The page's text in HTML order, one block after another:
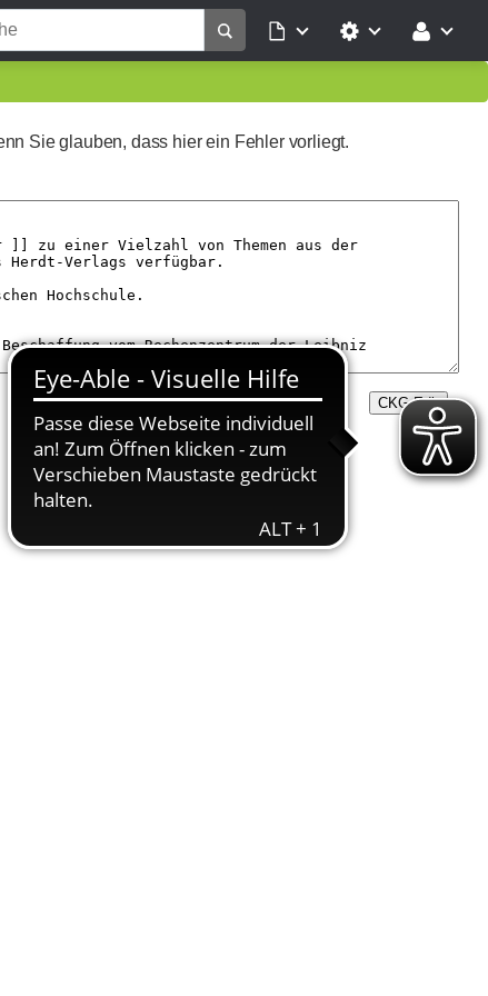
Sie glauben, dass hier ein Fehler vorliegt.
CKG Edit